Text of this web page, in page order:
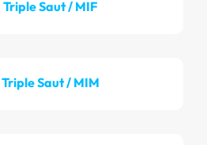
Triple Saut / MIF
Triple Saut / MIM